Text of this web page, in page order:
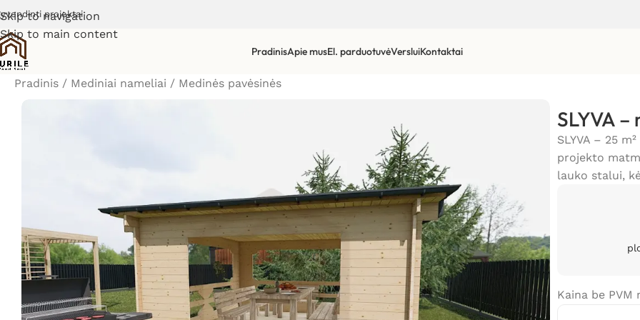
Skip to navigation
Skip to main content
projektai
PradinisApie musEl. parduotuvėVersluiKontaktai
Pradinis / Mediniai nameliai / Medinės pavėsinės
SLYVA –
SLYVA – 25
projekto
lauko stalui,
Kaina be PVM